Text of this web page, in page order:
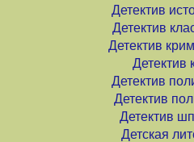
Детектив
Детектив
Детектив
Детектив
Детектив
Детектив
Детектив
Детская